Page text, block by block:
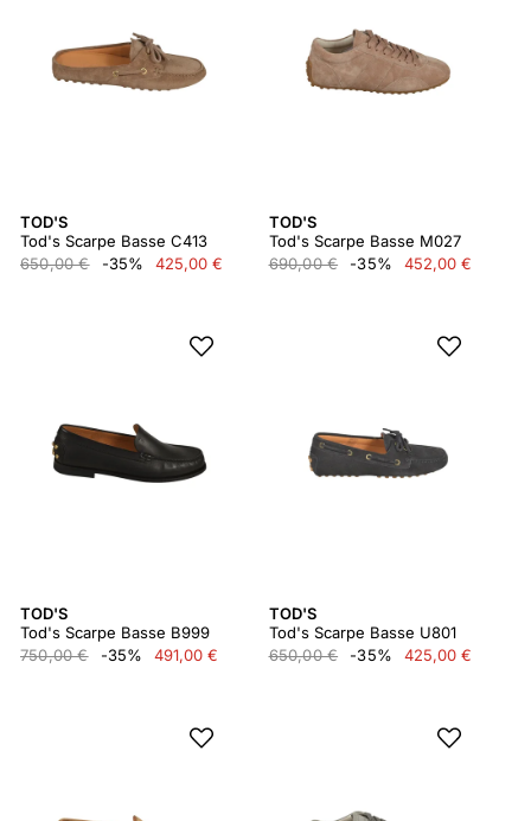
TOD'S
Tod's Scarpe Basse C413
650,00 €
-35% 425,00 €
TOD'S
Tod's Scarpe Basse M027
690,00 €
-35% 452,00 €
TOD'S
Tod's Scarpe Basse B999
750,00 €
-35% 491,00 €
TOD'S
Tod's Scarpe Basse U801
650,00 €
-35% 425,00 €